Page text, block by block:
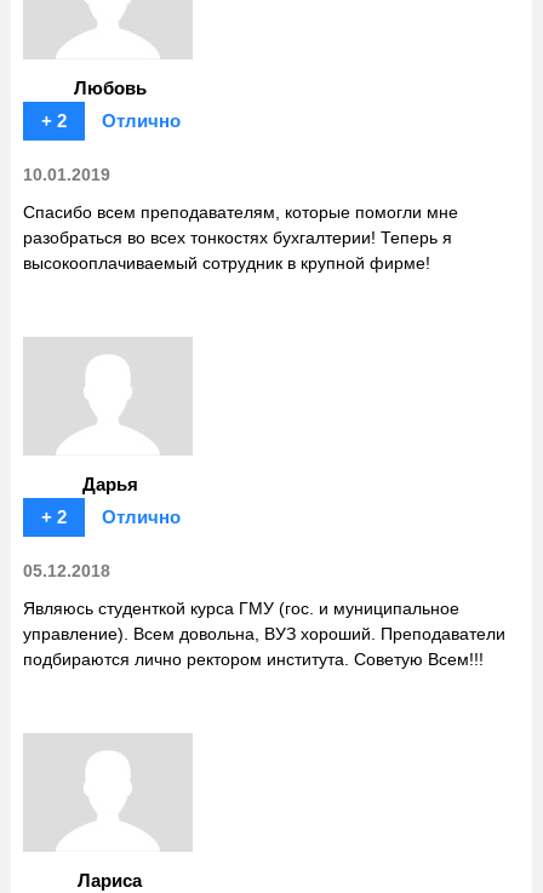
Любовь
+ 2
Отлично
10.01.2019
Спасибо всем преподавателям, которые помогли мне
разобраться во всех тонкостях бухгалтерии! Теперь я
высокооплачиваемый сотрудник в крупной фирме!
Дарья
+ 2
Отлично
05.12.2018
Являюсь студенткой курса ГМУ (гос. и муниципальное
управление). Всем довольна, ВУЗ хороший. Преподаватели
подбираются лично ректором института. Советую Всем!!!
Лариса